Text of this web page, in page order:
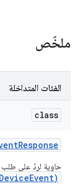
ملخّص
الفئات المتداخلة
class
Response
حاوية لردّ على طلب